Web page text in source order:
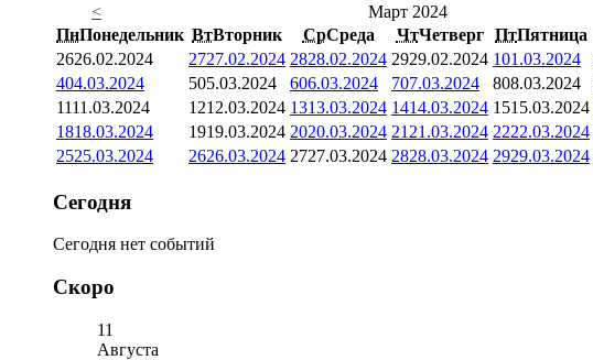
<
Март 2024
ПнПонедельник ВтВторник СрСреда ЧтЧетверг ПтПятница
2626.02.2024 2727.02.2024 2828.02.2024 2929.02.2024 101.03.2024
404.03.2024 505.03.2024 606.03.2024 707.03.2024 808.03.2024
1111.03.2024 1212.03.2024 1313.03.2024 1414.03.2024 1515.03.2024
1818.03.2024 1919.03.2024 2020.03.2024 21 21.03.2024 2222.03.2024
2525.03.2024 2626.03.2024 2727.03.2024 2828.03.2024 2929.03.2024
Сегодня
Сегодня нет событий
Скоро
11
Августа